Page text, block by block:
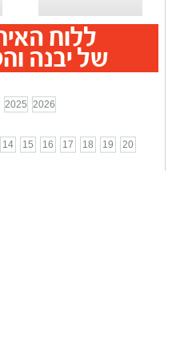
2025 2026
14 15 16 17 18 19
20